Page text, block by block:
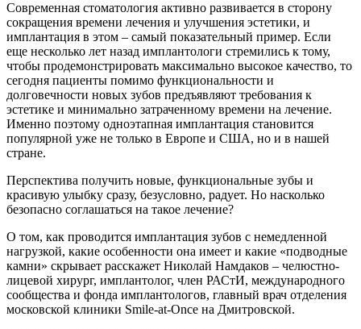
Современная стоматология активно развивается в сторону
сокращения времени лечения и улучшения эстетики, и
имплантация в этом – самый показательный пример. Если
еще несколько лет назад имплантологи стремились к тому,
чтобы продемонстрировать максимально высокое качество, то
сегодня пациенты помимо функциональности и
долговечности новых зубов предъявляют требования к
эстетике и минимально затраченному времени на лечение.
Именно поэтому одноэтапная имплантация становится
популярной уже не только в Европе и США, но и в нашей
стране.
Перспектива получить новые, функциональные зубы и
красивую улыбку сразу, безусловно, радует. Но насколько
безопасно соглашаться на такое лечение?
О том, как проводится имплантация зубов с немедленной
нагрузкой, какие особенности она имеет и какие «подводные
камни» скрывает расскажет Николай Намдаков – челюстно-
лицевой хирург, имплантолог, член РАСтИ, международного
сообщества и фонда имплантологов, главный врач отделения
московской клиники Smile-at-Once на Дмитровской.